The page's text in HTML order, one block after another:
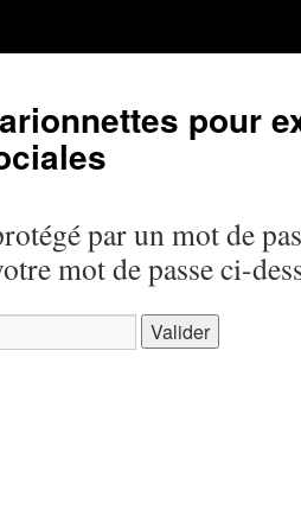
pour
par un mot de
mot de passe ci-